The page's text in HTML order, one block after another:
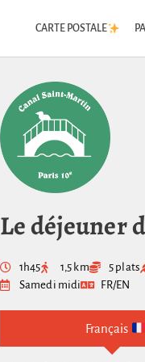
CARTE POSTALE
Le déjeuner
1h45 1,5 km 5 plats
Samedi midi
FR/EN
Français